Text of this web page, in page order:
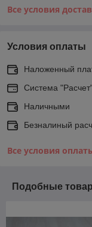
Все условия
Условия оплаты
Наложенный
Система
Наличными
Безналиный
Все условия
Подобные